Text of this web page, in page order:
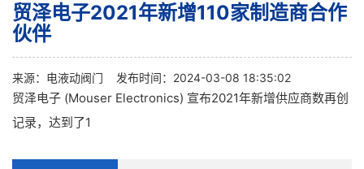
贸泽电子2021年新增110家制造商合作
伙伴
来源： 电液动阀门 发布时间：2024-03-08 18:35:02
贸泽电子 (Mouser Electronics) 宣布2021年新增供应商数再创
记录，达到了1